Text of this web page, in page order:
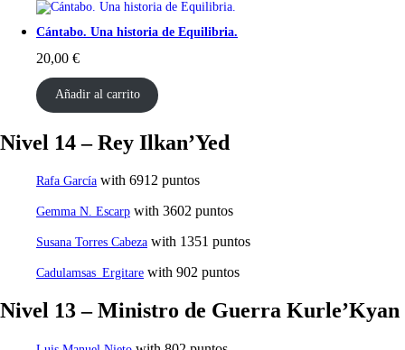
Cántabo. Una historia de Equilibria.
20,00 €
Añadir al carrito
Nivel 14 – Rey Ilkan’Yed
Rafa García with 6912 puntos
Gemma N. Escarp with 3602 puntos
Susana Torres Cabeza with 1351 puntos
Cadulamsas_Ergitare with 902 puntos
Nivel 13 – Ministro de Guerra Kurle’Kyan